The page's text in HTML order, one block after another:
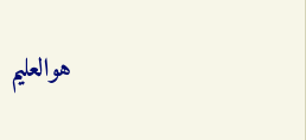
هوالعليم